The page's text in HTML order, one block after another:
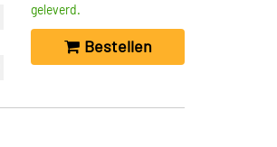
geleverd.
Bestellen